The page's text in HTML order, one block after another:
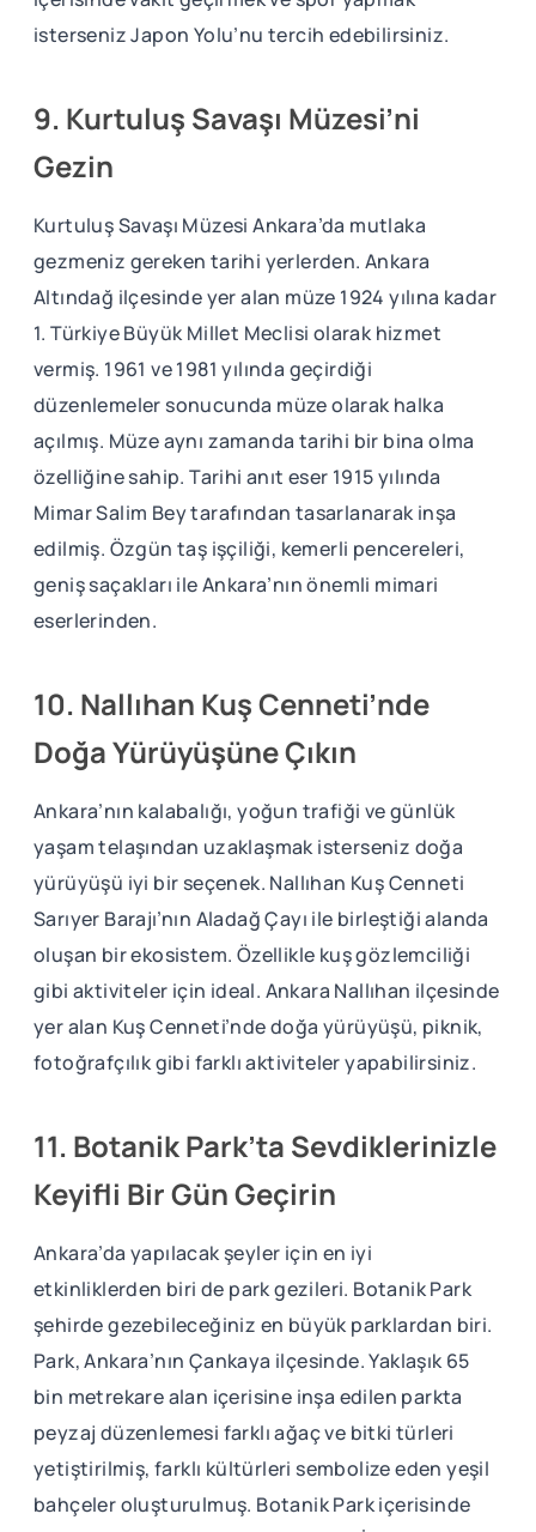
isterseniz Japon Yolu’nu tercih edebilirsiniz.
9. Kurtuluş Savaşı Müzesi’ni
Gezin
Kurtuluş Savaşı Müzesi Ankara’da mutlaka
gezmeniz gereken tarihi yerlerden. Ankara
Altındağ ilçesinde yer alan müze 1924 yılına kadar
1. Türkiye Büyük Millet Meclisi olarak hizmet
vermiş. 1961 ve 1981 yılında geçirdiği
düzenlemeler sonucunda müze olarak halka
açılmış. Müze aynı zamanda tarihi bir bina olma
özelliğine sahip. Tarihi anıt eser 1915 yılında
Mimar Salim Bey tarafından tasarlanarak inşa
edilmiş. Özgün taş işçiliği, kemerli pencereleri,
geniş saçakları ile Ankara’nın önemli mimari
eserlerinden.
10. Nallıhan Kuş Cenneti’nde
Doğa Yürüyüşüne Çıkın
Ankara’nın kalabalığı, yoğun trafiği ve günlük
yaşam telaşından uzaklaşmak isterseniz doğa
yürüyüşü iyi bir seçenek. Nallıhan Kuş Cenneti
Sarıyer Barajı’nın Aladağ Çayı ile birleştiği alanda
oluşan bir ekosistem. Özellikle kuş gözlemciliği
gibi aktiviteler için ideal. Ankara Nallıhan ilçesinde
yer alan Kuş Cenneti’nde doğa yürüyüşü, piknik,
fotoğrafçılık gibi farklı aktiviteler yapabilirsiniz.
11. Botanik Park’ta Sevdiklerinizle
Keyifli Bir Gün Geçirin
Ankara’da yapılacak şeyler için en iyi
etkinliklerden biri de park gezileri. Botanik Park
şehirde gezebileceğiniz en büyük parklardan biri.
Park, Ankara’nın Çankaya ilçesinde. Yaklaşık 65
bin metrekare alan içerisine inşa edilen parkta
peyzaj düzenlemesi farklı ağaç ve bitki türleri
yetiştirilmiş, farklı kültürleri sembolize eden yeşil
bahçeler oluşturulmuş. Botanik Park içerisinde